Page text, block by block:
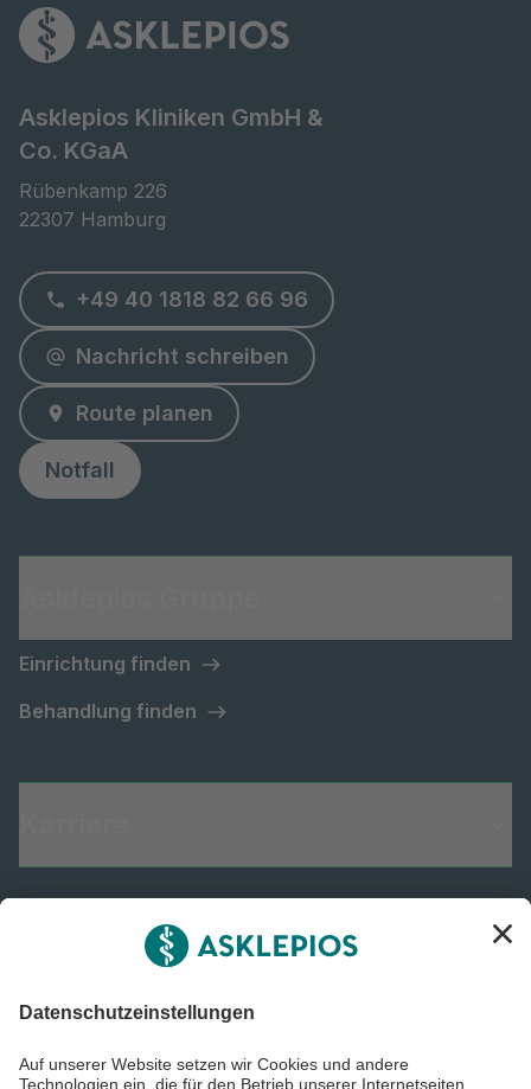
Asklepios Kliniken GmbH &
Co. KGaA
Rübenkamp 226
22307 Hamburg
+49 40 1818 82 66 96
Nachricht schreiben
Route planen
Notfall
Einrichtung finden
Behandlung finden
Informiert bleiben